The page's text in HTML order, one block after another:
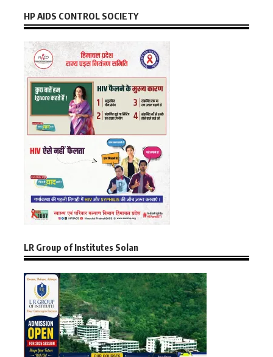
HP AIDS CONTROL SOCIETY
LR Group of Institutes Solan